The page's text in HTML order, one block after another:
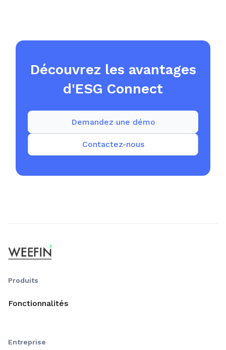
Découvrez les avantages
d'ESG Connect
Contactez-nous
Demandez une démo
Produits
Fonctionnalités
Entreprise